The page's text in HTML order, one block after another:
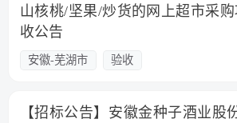
山核桃/坚果/炒货的网上超市采
收公告
安徽-芜湖市 验收
【招标公告】安徽金种子酒业股